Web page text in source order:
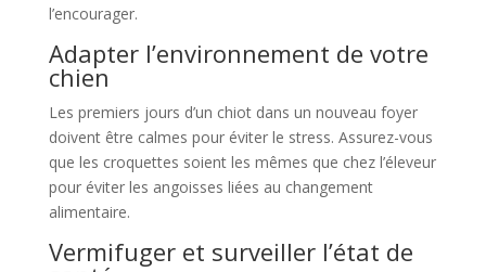
l’encourager.
Adapter l’environnement de votre
chien
Les premiers jours d’un chiot dans un nouveau foyer
doivent être calmes pour éviter le stress. Assurez-vous
que les croquettes soient les mêmes que chez l’éleveur
pour éviter les angoisses liées au changement
alimentaire.
Vermifuger et surveiller l’état de